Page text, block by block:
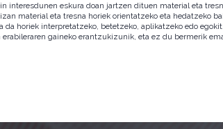
interesdunen eskura doan jartzen dituen material eta
material eta tresna horiek orientatzeko eta hedatzeko
da horiek interpretatzeko, betetzeko, aplikatzeko edo
gaineko erantzukizunik, eta ez du bermerik